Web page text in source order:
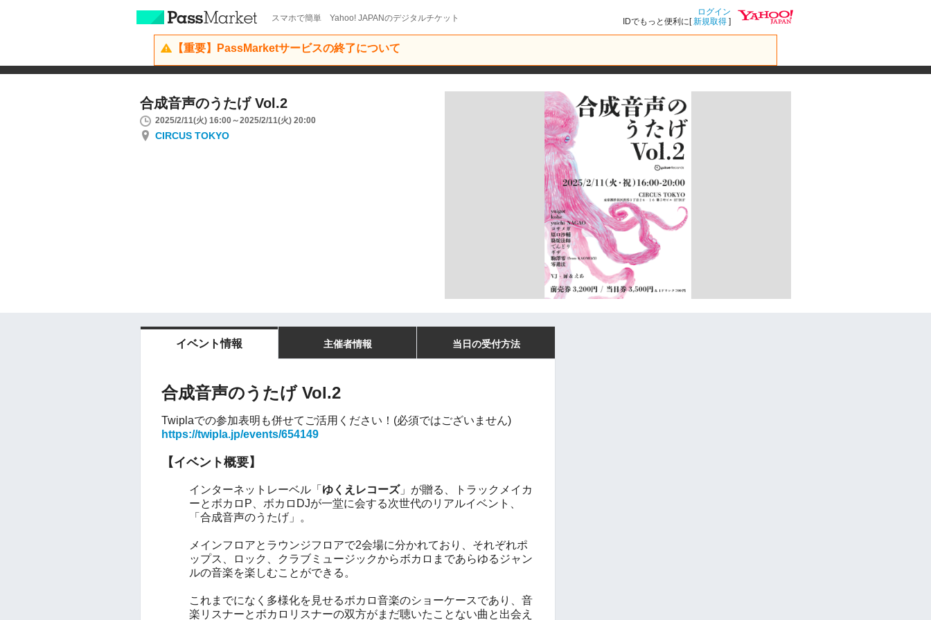
スマホで簡単 Yahoo! JAPANのデジタルチケット
ログイン
IDでもっと便利に[新規取得 ]
【重要】PassMarketサービスの終了について
合成音声のうたげ Vol.2
2025/2/11(火) 16:00～2025/2/11(火) 20:00
CIRCUS TOKYO
イベント情報 主催者情報 当日の受付方法
合成音声のうたげ Vol.2
Twiplaでの参加表明も併せてご活用ください！(必須ではございません)
https://twipla.jp/events/654149
【イベント概要】
インターネットレーベル「 ゆくえレコーズ」が贈る、
トラックメイカ
ーとボカロP、ボカロDJが一堂に会する次世代のリアルイベント、
「合成音声のうたげ」。
メインフロアとラウンジフロアで2会場に分かれており、 それぞれポ
ップス、ロック、クラブミュージックからボカロまであらゆるジャン
ルの音楽を楽しむことができる。
これまでになく多様化を見せるボカロ音楽のショーケースであり、 音
楽リスナーとボカロリスナーの双方がまだ聴いたことない曲と 出会え